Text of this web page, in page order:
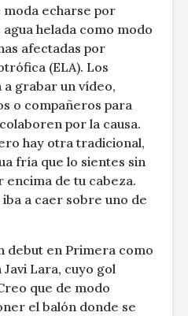
moda echarse por
helada como modo
afectadas por
(ELA). Los
grabar un vídeo,
o compañeros para
por la causa.
hay otra tradicional,
fría que lo sientes sin
encima de tu cabeza.
a caer sobre uno de
debut en Primera como
Lara, cuyo gol
que de modo
el balón donde se